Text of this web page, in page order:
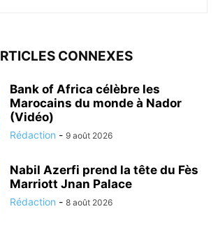
CONNEXES
Bank of Africa célèbre les
Marocains du monde à Nador
(Vidéo)
Rédaction - 9 août 2026
Nabil Azerfi prend la tête du Fès
Marriott Jnan Palace
Rédaction - 8 août 2026